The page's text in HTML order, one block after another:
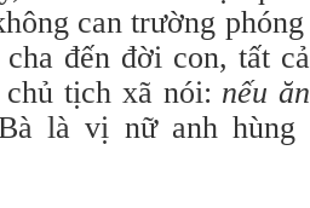
can trường
đến đời con, tất
tịch xã nói: nếu
là vị nữ anh hùng